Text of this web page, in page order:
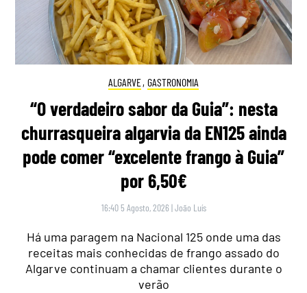
ALGARVE, GASTRONOMIA
“O verdadeiro sabor da Guia”: nesta
churrasqueira algarvia da EN125 ainda
pode comer “excelente frango à Guia”
por 6,50€
16:40 5 Agosto, 2026 |João Luís
Há uma paragem na Nacional 125 onde uma das
receitas mais conhecidas de frango assado do
Algarve continuam a chamar clientes durante o
verão